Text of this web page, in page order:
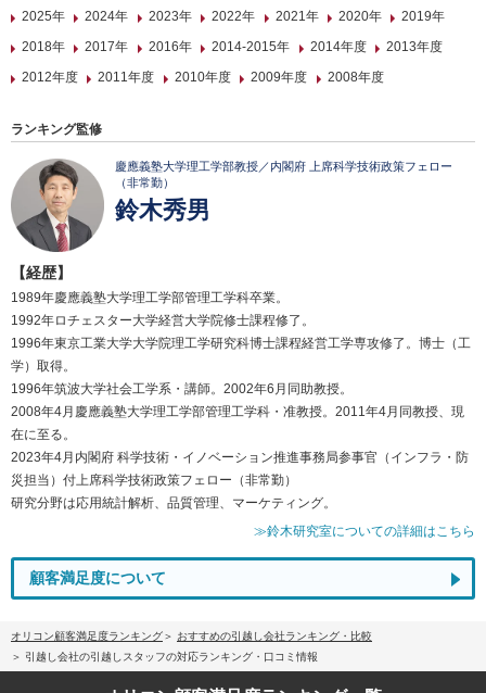
2025年
2024年 2023年 2022年 2021年 2020年
2019年
2018年
2017年 2016年 2014-2015年 2014年度
2013年度
2012年度
2011年度 2010年度 2009年度 2008年度
ランキング監修
慶應義塾大学理工学部教授／内閣府 上席科学技術政策フェロー
（非常勤）
鈴木秀男
【経歴】
1989年慶應義塾大学理工学部管理工学科卒業。
1992年ロチェスター大学経営大学院修士課程修了。
1996年東京工業大学大学院理工学研究科博士課程経営工学専攻修了。博士（工
学）取得。
1996年筑波大学社会工学系・講師。2002年6月同助教授。
2008年4月慶應義塾大学理工学部管理工学科・准教授。2011年4月同教授、現
在に至る。
2023年4月内閣府 科学技術・イノベーション推進事務局参事官（インフラ・防
災担当）付上席科学技術政策フェロー（非常勤）
研究分野は応用統計解析、品質管理、マーケティング。
≫鈴木研究室についての詳細はこちら
顧客満足度について
オリコン顧客満足度ランキング
おすすめの引越し会社ランキング・比較
引越し会社の引越しスタッフの対応ランキング・口コミ情報